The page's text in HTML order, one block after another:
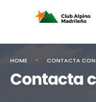
HOME CONTACTA
Contacta